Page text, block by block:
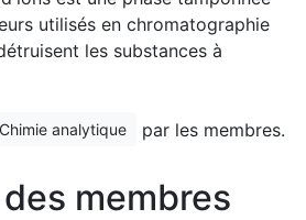
utilisés en chromatographie
les substances à
Chimie analytique par les membres.
membres